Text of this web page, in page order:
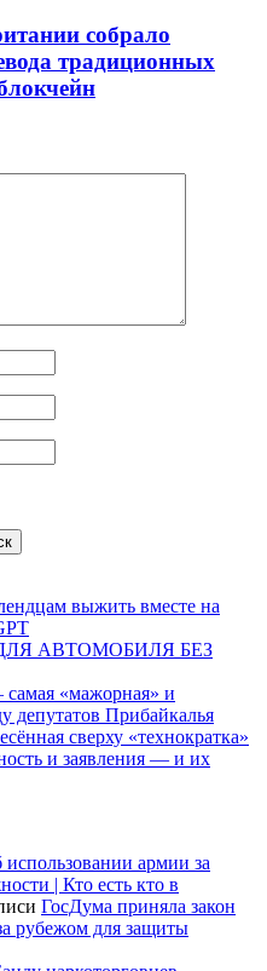
собрало
традиционных
выжить вместе на
АВТОМОБИЛЯ БЕЗ
«мажорная» и
депутатов Прибайкалья
сверху «технократка»
и заявления — и их
армии за
| Кто есть кто в
ГосДума приняла закон
рубежом для защиты